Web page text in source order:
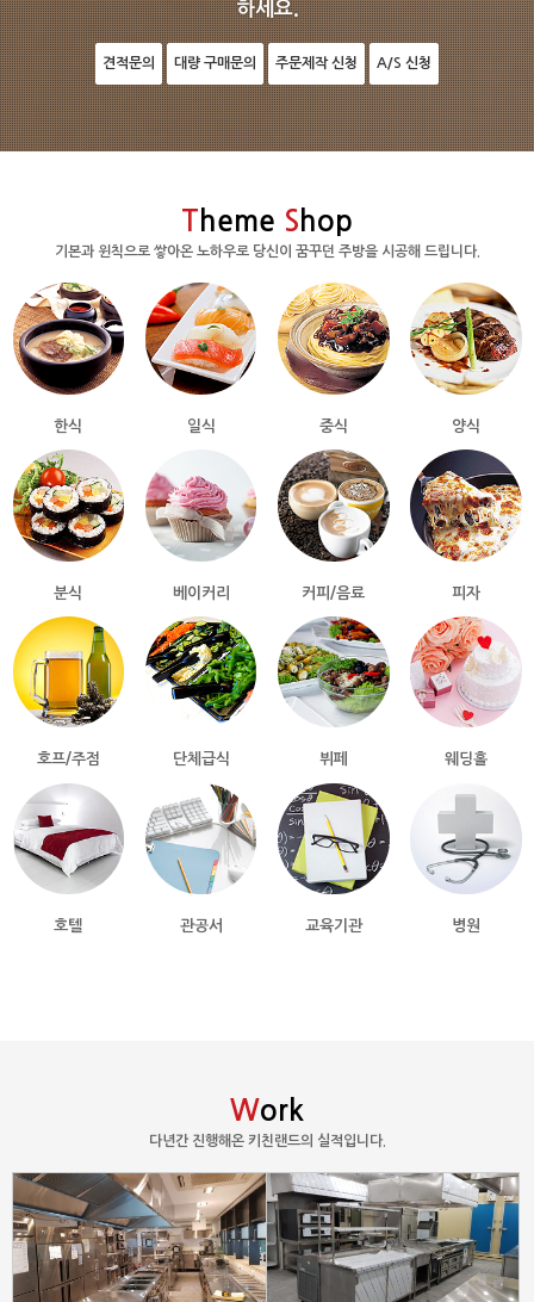
하세요.
견적문의 대량 구매문의 주문제작 신청 A/S 신청
T heme S hop
기본과 윈칙으로 쌓아온 노하우로 당신이 꿈꾸던 주방을 시공해 드립니다.
한식 일식 중식 양식
분식 베이커리 커피/음료 피자
호프/주점 단체급식 뷔페 웨딩홀
호텔 관공서 교육기관 병원
Work
다년간 진행해온 키친랜드의 실적입니다.